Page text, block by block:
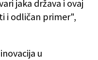
jaka država i ovaj
i odličan primer",
u